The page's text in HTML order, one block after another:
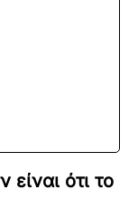
ότι το